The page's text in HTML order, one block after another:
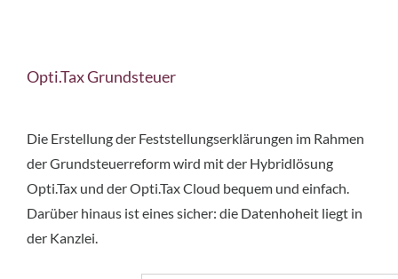
Opti.Tax Grundsteuer
Die Erstellung der Feststellungserklärungen im Rahmen
der Grundsteuerreform wird mit der Hybridlösung
Opti.Tax und der Opti.Tax Cloud bequem und einfach.
Darüber hinaus ist eines sicher: die Datenhoheit liegt in
der Kanzlei.